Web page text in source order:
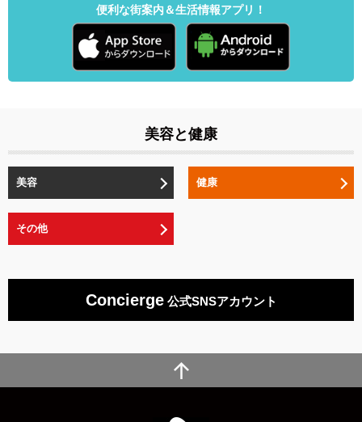
便利な街案内＆生活情報アプリ！
美容と健康
美容 健康
その他
Concierge公式SNSアカウント